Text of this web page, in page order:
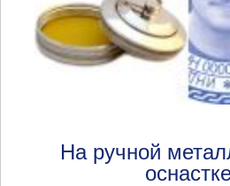
На ручной